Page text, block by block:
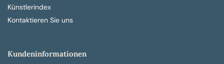
Künstlerindex
Kontaktieren Sie uns
Kundeninformationen